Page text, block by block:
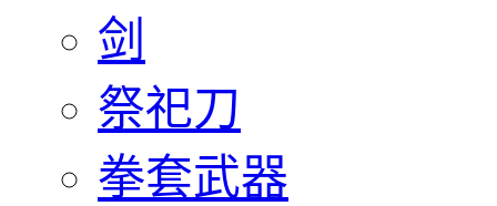
剑
祭祀刀
拳套武器